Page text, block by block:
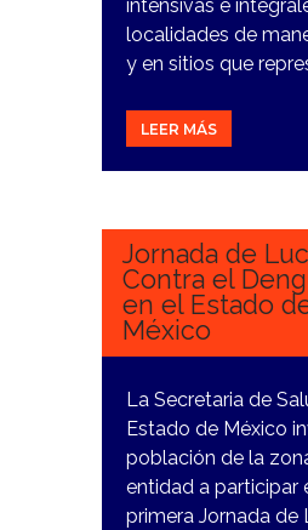
intensivas e
localidades de
y en sitios que
LEER MÁS
20
Jornada de
Contra el
en el Estado
México
La Secretaria de
Estado de México
población de la
entidad a participar
primera Jornada de